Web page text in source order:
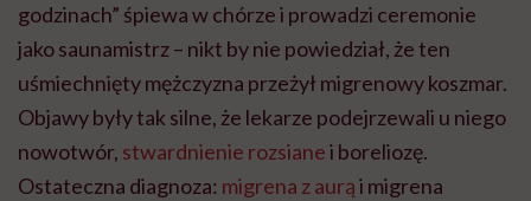
godzinach” śpiewa w chórze i prowadzi ceremonie
jako saunamistrz – nikt by nie powiedział, że ten
uśmiechnięty mężczyzna przeżył migrenowy koszmar.
Objawy były tak silne, że lekarze podejrzewali u niego
nowotwór, stwardnienie rozsianei boreliozę.
Ostateczna diagnoza: migrena z aurąi migrena